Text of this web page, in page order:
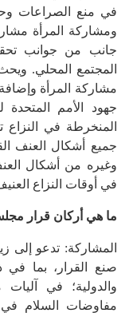
في منع الصراعات
ومشاركة المرأة
جانب من جوانب
المجتمع المحلي.
مشاركة المرأة
جهود الأمم
المنخرطة في النزاع
جميع أشكال العنف
وغيره من أشكال
في أوقات النزاع
ما هي أركان قرار مجلس
المشاركة: تدعو إلى
صنع القرار، بما في
والدولية؛ في آليات
مفاوضات السلام في